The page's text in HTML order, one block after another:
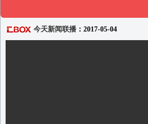
今天新闻联播 ：2017-05-04